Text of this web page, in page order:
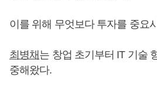
이를 위해 무엇보다 투자를 중요
최병채는 창업 초기부터 IT 기술
중해왔다.